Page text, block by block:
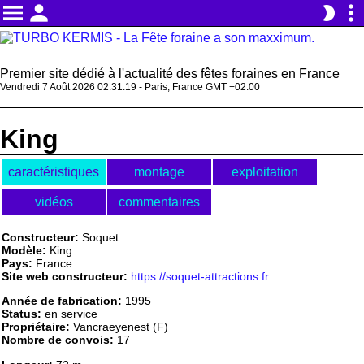
menu person brightness_2 more_vert
Premier site dédié à l'actualité des fêtes foraines en France
Vendredi 7 Août 2026 02:31:19 - Paris, France GMT +02:00
King
caractéristiques montage exploitation
vidéos commentaires
Constructeur: Soquet
Modèle: King
Pays: France
Site web constructeur: https://soquet-attractions.fr
Année de fabrication: 1995
Status: en service
Propriétaire: Vancraeyenest (F)
Nombre de convois: 17